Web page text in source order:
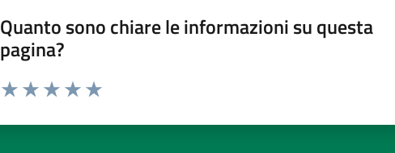
Quanto sono chiare le informazioni su questa
pagina?